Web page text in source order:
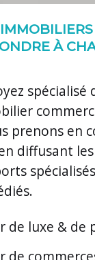
À
spécialisé
prenons en
diffusant
de luxe & de
de